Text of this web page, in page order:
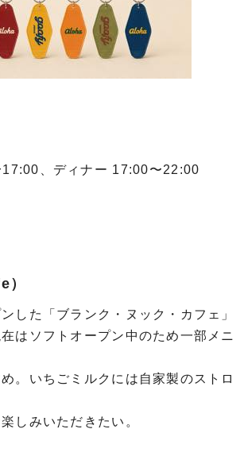
、ディナー 17:00〜22:00
した「ブランク・ヌック・カフェ」
はソフトオープン中のため一部メニ
。いちごミルクには自家製のストロ
しみいただきたい。